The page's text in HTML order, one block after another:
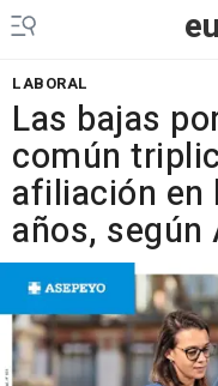
LABORAL
Las bajas
común
afiliación
años, según